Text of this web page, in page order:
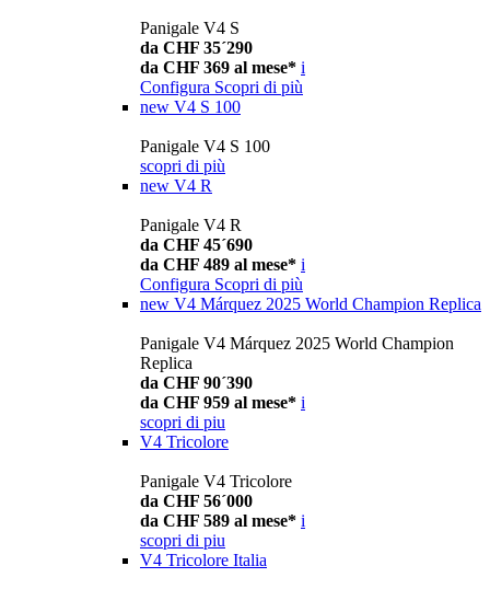
Panigale V4 S
da CHF 35´290
da CHF 369 al mese* i
Configura Scopri di più
new V4 S 100
Panigale V4 S 100
scopri di più
new V4 R
Panigale V4 R
da CHF 45´690
da CHF 489 al mese* i
Configura Scopri di più
new V4 Márquez 2025 World Champion Replica
Panigale V4 Márquez 2025 World Champion
Replica
da CHF 90´390
da CHF 959 al mese* i
scopri di piu
V4 Tricolore
Panigale V4 Tricolore
da CHF 56´000
da CHF 589 al mese* i
scopri di piu
V4 Tricolore Italia